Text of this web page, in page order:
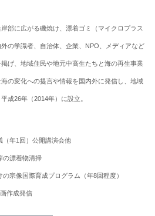
部に広がる磯焼け、漂着ゴミ（マイクロプラス
の学識者、自治体、企業、NPO、メディアなど
げ、地域住民や地元中高生たちと海の再生事業
の変化への提言や情報を国内外に発信し、地域
成26年（2014年）に設立。
（年1回）公開講演会他
の漂着物清掃
宗像国際育成プログラム（年8回程度）
作成発信